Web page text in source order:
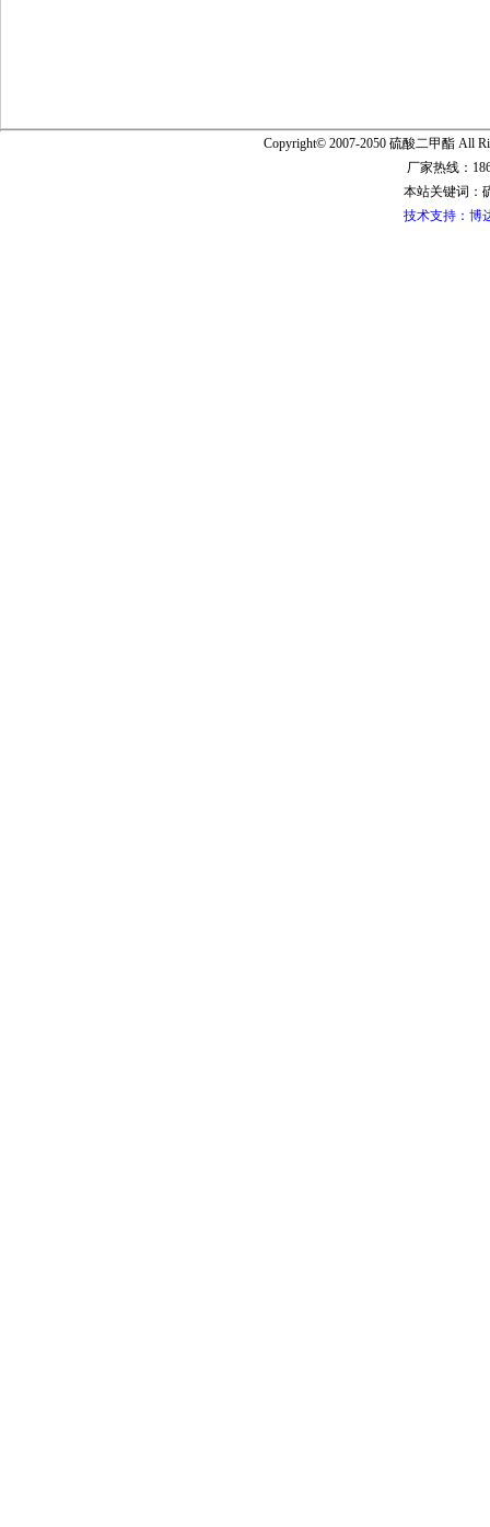
Copyright© 2007-2050 硫酸二甲酯 All
厂家热线：
本站关键词：
技术支持：博